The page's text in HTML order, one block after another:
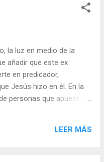
crecida maldad; mirad,
El Hijo del Hombre
poder y gloria al final de
Jesús se sabe pecadora
por Jesús salvador.
de ser pecadores el
consuelo,
los había el Señor
a mí; salvo que una
El Señor llamado y
la luz en medio de la
añadir que este ex
en predicador,
Jesús hizo en él. En la
personas que apuestan
han comprendido que
LEER MÁS